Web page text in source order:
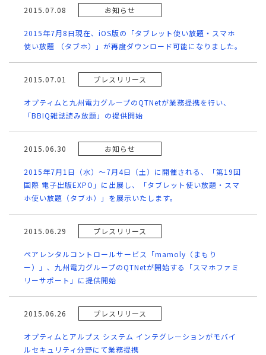
2015.07.08 お知らせ
2015年7月8日現在、iOS版の「タブレット使い放題・スマホ
使い放題 （タブホ）」が再度ダウンロード可能になりました。
2015.07.01 プレスリリース
オプティムと九州電力グループのQTNetが業務提携を行い、
「BBIQ雑誌読み放題」の提供開始
2015.06.30 お知らせ
2015年7月1日（水）～7月4日（土）に開催される、「第19回
国際 電子出版EXPO」に出展し、「タブレット使い放題・スマ
ホ使い放題（タブホ）」を展示いたします。
2015.06.29 プレスリリース
ペアレンタルコントロールサービス「mamoly（まもり
ー）」、九州電力グループのQTNetが開始する「スマホファミ
リーサポート」に提供開始
2015.06.26 プレスリリース
オプティムとアルプス システム インテグレーションがモバイ
ルセキュリティ分野にて業務提携